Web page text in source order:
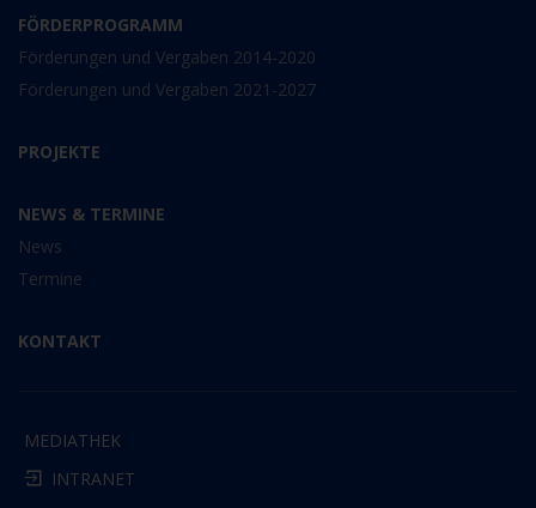
FÖRDERPROGRAMM
Förderungen und Vergaben 2014-2020
Förderungen und Vergaben 2021-2027
PROJEKTE
NEWS & TERMINE
News
Termine
KONTAKT
MEDIATHEK
INTRANET